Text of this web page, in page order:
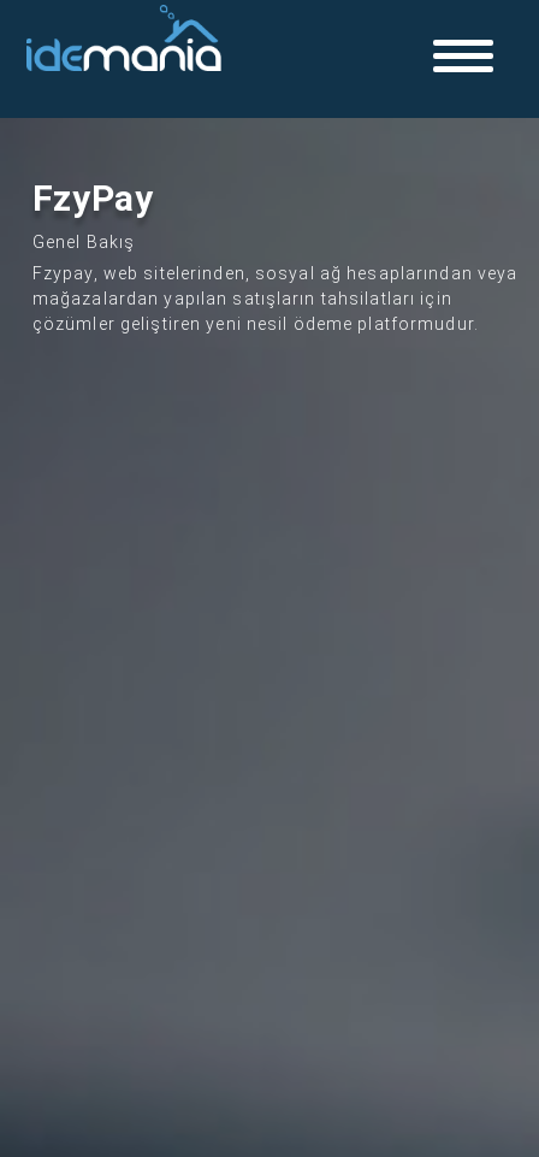
FzyPay
Genel Bakış
Fzypay, web sitelerinden, sosyal ağ hesaplarından veya
mağazalardan yapılan satışların tahsilatları için
çözümler geliştiren yeni nesil ödeme platformudur.